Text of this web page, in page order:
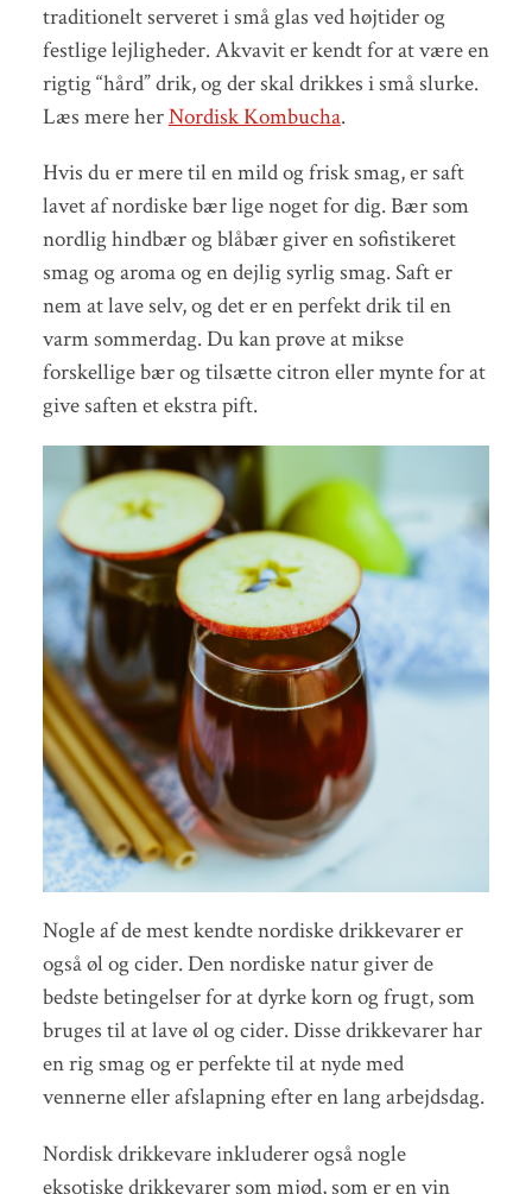
traditionelt serveret i små glas ved højtider og
festlige lejligheder. Akvavit er kendt for at være en
rigtig “hård” drik, og der skal drikkes i små slurke.
Læs mere herNordisk Kombucha.
Hvis du er mere til en mild og frisk smag, er saft
lavet af nordiske bær lige noget for dig. Bær som
nordlig hindbær og blåbær giver en sofistikeret
smag og aroma og en dejlig syrlig smag. Saft er
nem at lave selv, og det er en perfekt drik til en
varm sommerdag. Du kan prøve at mikse
forskellige bær og tilsætte citron eller mynte for at
give saften et ekstra pift.
Nogle af de mest kendte nordiske drikkevarer er
også øl og cider. Den nordiske natur giver de
bedste betingelser for at dyrke korn og frugt, som
bruges til at lave øl og cider. Disse drikkevarer har
en rig smag og er perfekte til at nyde med
vennerne eller afslapning efter en lang arbejdsdag.
Nordisk drikkevare inkluderer også nogle
eksotiske drikkevarer som mjød, som er en vin